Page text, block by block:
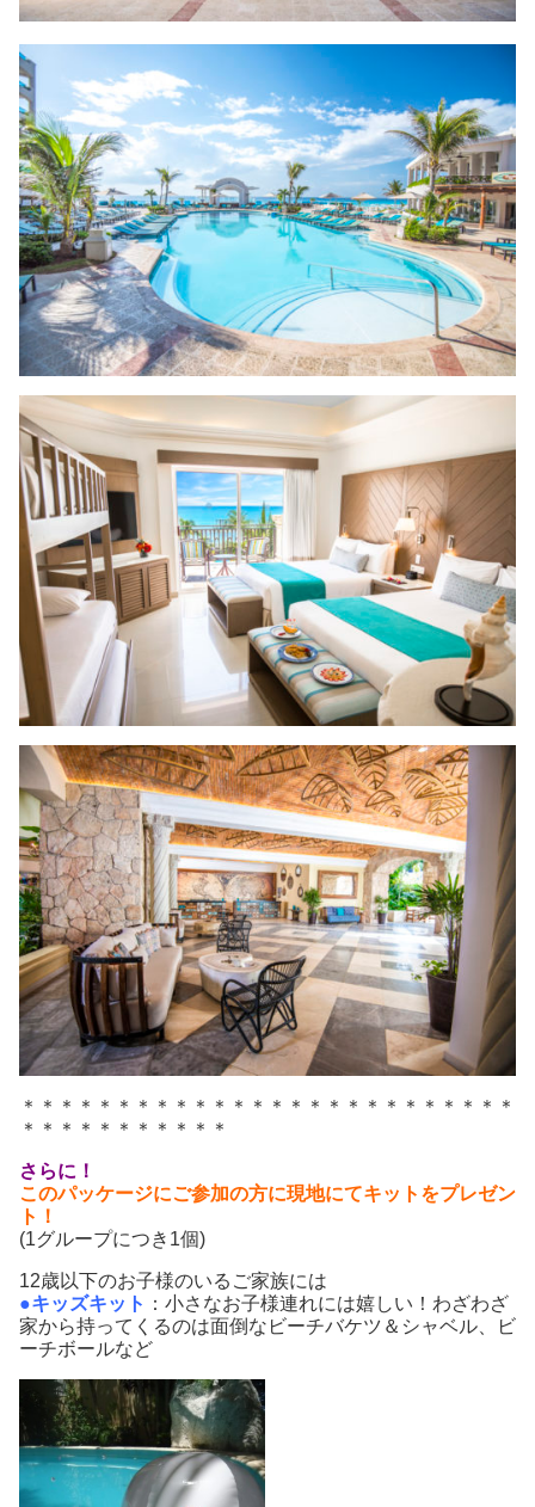
＊＊＊＊＊＊＊＊＊＊＊＊＊＊＊＊＊＊＊＊＊＊＊＊＊＊
＊＊＊＊＊＊＊＊＊＊＊
さらに！
このパッケージにご参加の方に現地にてキットをプレゼン
ト！
(1グループにつき1個)
12歳以下のお子様のいるご家族には
●キッズキット ：小さなお子様連れには嬉しい！わざわざ
家から持ってくるのは面倒なビーチバケツ＆シャベル、ビ
ーチボールなど